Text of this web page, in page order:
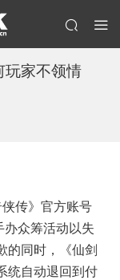
玩家不领情
传》官方账号
办众筹活动以失
的同时，《仙剑
统自动退回到付